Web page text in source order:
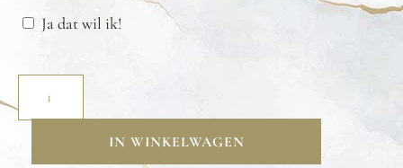
Ja dat wil ik!
IN WINKELWAGEN